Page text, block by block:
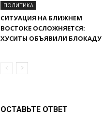
ПОЛИТИКА
СИТУАЦИЯ НА БЛИЖНЕМ
ВОСТОКЕ ОСЛОЖНЯЕТСЯ:
ХУСИТЫ ОБЪЯВИЛИ БЛОКАДУ
ОСТАВЬТЕ ОТВЕТ